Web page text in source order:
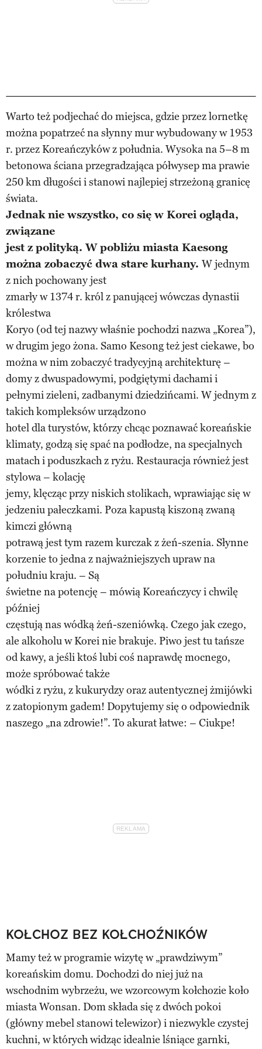
Warto też podjechać do miejsca, gdzie przez lornetkę
można popatrzeć na słynny mur wybudowany w 1953
r. przez Koreańczyków z południa. Wysoka na 5–8 m
betonowa ściana przegradzająca półwysep ma prawie
250 km długości i stanowi najlepiej strzeżoną granicę
świata.
Jednak nie wszystko, co się w Korei ogląda,
związane
jest z polityką. W pobliżu miasta Kaesong
można zobaczyć dwa stare kurhany. W jednym
z nich pochowany jest
zmarły w 1374 r. król z panującej wówczas dynastii
królestwa
Koryo (od tej nazwy właśnie pochodzi nazwa „Korea”),
w drugim jego żona. Samo Kesong też jest ciekawe, bo
można w nim zobaczyć tradycyjną architekturę –
domy z dwuspadowymi, podgiętymi dachami i
pełnymi zieleni, zadbanymi dziedzińcami. W jednym z
takich kompleksów urządzono
hotel dla turystów, którzy chcąc poznawać koreańskie
klimaty, godzą się spać na podłodze, na specjalnych
matach i poduszkach z ryżu. Restauracja również jest
stylowa – kolację
jemy, klęcząc przy niskich stolikach, wprawiając się w
jedzeniu pałeczkami. Poza kapustą kiszoną zwaną
kimczi główną
potrawą jest tym razem kurczak z żeń-szenia. Słynne
korzenie to jedna z najważniejszych upraw na
południu kraju. – Są
świetne na potencję – mówią Koreańczycy i chwilę
później
częstują nas wódką żeń-szeniówką. Czego jak czego,
ale alkoholu w Korei nie brakuje. Piwo jest tu tańsze
od kawy, a jeśli ktoś lubi coś naprawdę mocnego,
może spróbować także
wódki z ryżu, z kukurydzy oraz autentycznej żmijówki
z zatopionym gadem! Dopytujemy się o odpowiednik
naszego „na zdrowie!”. To akurat łatwe: – Ciukpe!
KOŁCHOZ BEZ KOŁCHOŹNIKÓW
Mamy też w programie wizytę w „prawdziwym”
koreańskim domu. Dochodzi do niej już na
wschodnim wybrzeżu, we wzorcowym kołchozie koło
miasta Wonsan. Dom składa się z dwóch pokoi
(główny mebel stanowi telewizor) i niezwykle czystej
kuchni, w których widząc idealnie lśniące garnki,